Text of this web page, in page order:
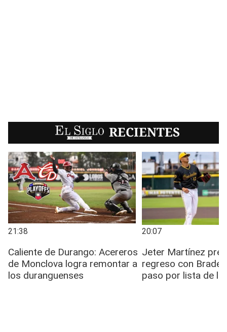
EL SIGLO RECIENTES